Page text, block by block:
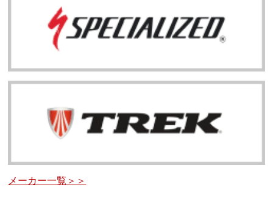
メーカー一覧＞＞